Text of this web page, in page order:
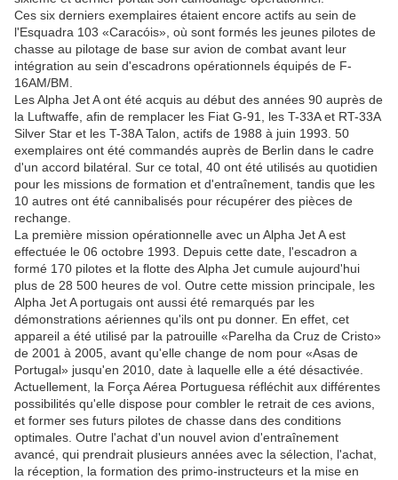
Ces six derniers exemplaires étaient encore actifs au sein de
l'Esquadra 103 «Caracóis», où sont formés les jeunes pilotes de
chasse au pilotage de base sur avion de combat avant leur
intégration au sein d'escadrons opérationnels équipés de F-
16AM/BM.
Les Alpha Jet A ont été acquis au début des années 90 auprès de
la Luftwaffe, afin de remplacer les Fiat G-91, les T-33A et RT-33A
Silver Star et les T-38A Talon, actifs de 1988 à juin 1993. 50
exemplaires ont été commandés auprès de Berlin dans le cadre
d'un accord bilatéral. Sur ce total, 40 ont été utilisés au quotidien
pour les missions de formation et d'entraînement, tandis que les
10 autres ont été cannibalisés pour récupérer des pièces de
rechange.
La première mission opérationnelle avec un Alpha Jet A est
effectuée le 06 octobre 1993. Depuis cette date, l'escadron a
formé 170 pilotes et la flotte des Alpha Jet cumule aujourd'hui
plus de 28 500 heures de vol. Outre cette mission principale, les
Alpha Jet A portugais ont aussi été remarqués par les
démonstrations aériennes qu'ils ont pu donner. En effet, cet
appareil a été utilisé par la patrouille «Parelha da Cruz de Cristo»
de 2001 à 2005, avant qu'elle change de nom pour «Asas de
Portugal» jusqu'en 2010, date à laquelle elle a été désactivée.
Actuellement, la Força Aérea Portuguesa réfléchit aux différentes
possibilités qu'elle dispose pour combler le retrait de ces avions,
et former ses futurs pilotes de chasse dans des conditions
optimales. Outre l'achat d'un nouvel avion d'entraînement
avancé, qui prendrait plusieurs années avec la sélection, l'achat,
la réception, la formation des primo-instructeurs et la mise en